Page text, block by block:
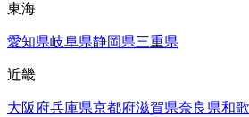
東海
愛知県岐阜県静岡県三重県
近畿
大阪府兵庫県京都府滋賀県奈良県和